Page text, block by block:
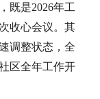
既是2026年工
收心会议。其
调整状态，全
区全年工作开